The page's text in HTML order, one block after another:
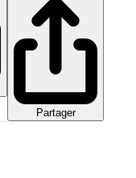
Partager